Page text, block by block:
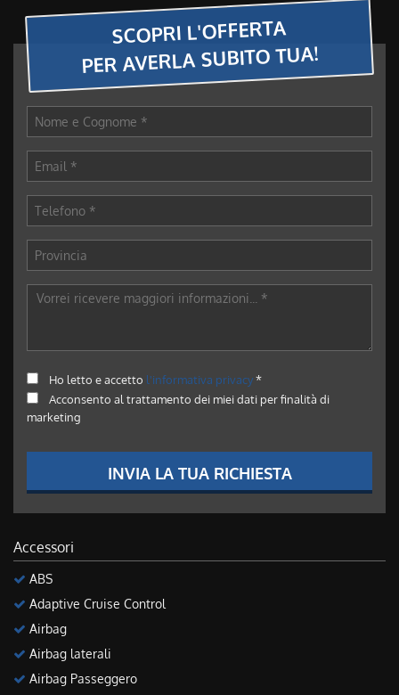
SCOPRI L'OFFERTA
PER AVERLA SUBITO TUA!
Ho letto e accetto l'informativa privacy*
Acconsento al trattamento dei miei dati per finalità di
marketing
INVIA LA TUA RICHIESTA
Accessori
ABS
Adaptive Cruise Control
Airbag
Airbag laterali
Airbag Passeggero